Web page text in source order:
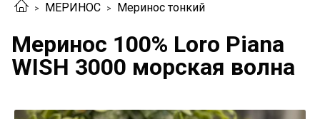
МЕРИНОС Меринос тонкий
Меринос 100% Loro Piana
WISH 3000 морская волна